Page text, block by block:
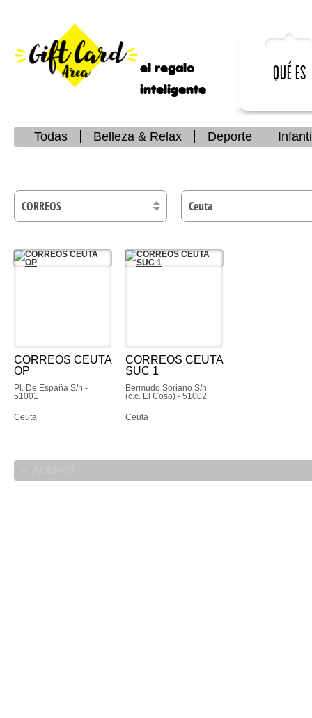
el regalo
inteligente
Qué es
Todas Belleza & Relax Deporte
CORREOS CEUTA
OP
Pl. De España S/n -
51001
Ceuta
CORREOS CEUTA
SUC 1
Bermudo Soriano S/n
(c.c. El Coso) - 51002
Ceuta